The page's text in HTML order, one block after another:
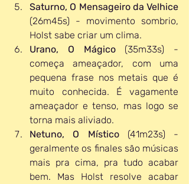
Saturno, O Mensageiro da Velhice
(26m45s) - movimento sombrio,
Holst sabe criar um clima.
Urano, O Mágico (35m33s) -
começa ameaçador, com uma
pequena frase nos metais que é
muito conhecida. É vagamente
ameaçador e tenso, mas logo se
torna mais aliviado.
Netuno, O Místico (41m23s) -
geralmente os finales são músicas
mais pra cima, pra tudo acabar
bem. Mas Holst resolve acabar